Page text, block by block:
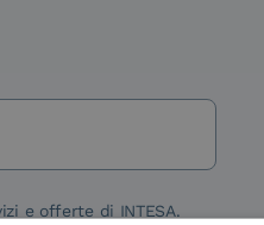
e offerte di INTESA.